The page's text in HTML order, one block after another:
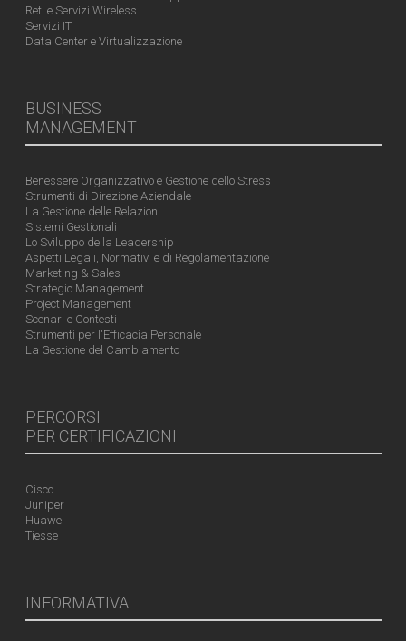
Reti e Servizi Wireless
Servizi IT
Data Center e Virtualizzazione
BUSINESS
MANAGEMENT
Benessere Organizzativo e Gestione dello Stress
Strumenti di Direzione Aziendale
La Gestione delle Relazioni
Sistemi Gestionali
Lo Sviluppo della Leadership
Aspetti Legali, Normativi e di Regolamentazione
Marketing & Sales
Strategic Management
Project Management
Scenari e Contesti
Strumenti per l'Efficacia Personale
La Gestione del Cambiamento
PERCORSI
PER CERTIFICAZIONI
Cisco
Juniper
Huawei
Tiesse
INFORMATIVA